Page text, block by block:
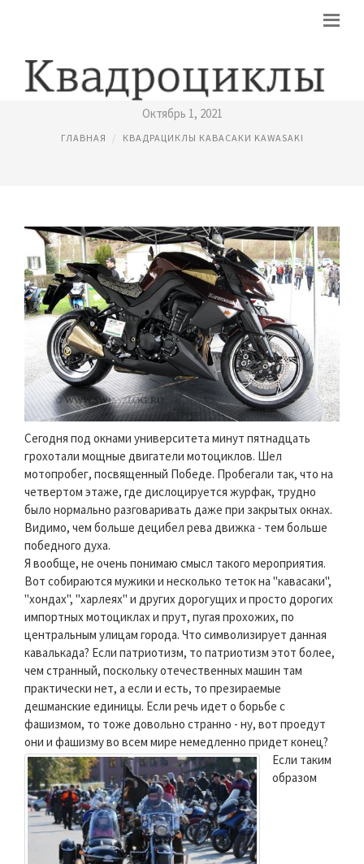
КАВАСАКИ МОТОЦИКЛЫ
Октябрь 1, 2021
ГЛАВНАЯ КВАДРАЦИКЛЫ КАВАСАКИ KAWASAKI
Сегодня под окнами университета минут пятнадцать
грохотали мощные двигатели мотоциклов. Шел
мотопробег, посвященный Победе. Пробегали так, что на
четвертом этаже, где дислоцируется журфак, трудно
было нормально разговаривать даже при закрытых окнах.
Видимо, чем больше децибел рева движка - тем больше
победного духа.
Я вообще, не очень понимаю смысл такого мероприятия.
Вот собираются мужики и несколько теток на "кавасаки",
"хондах", "харлеях" и других дорогущих и просто дорогих
импортных мотоциклах и прут, пугая прохожих, по
центральным улицам города. Что символизирует данная
кавалькада? Если патриотизм, то патриотизм этот более,
чем странный, поскольку отечественных машин там
практически нет, а если и есть, то презираемые
дешманские единицы. Если речь идет о борьбе с
фашизмом, то тоже довольно странно - ну, вот проедут
они и фашизму во всем мире немедленно придет конец?
Если таким
образом